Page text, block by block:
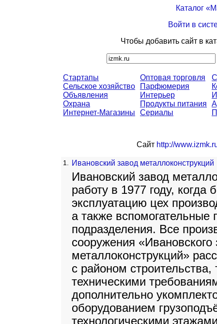
Каталог
Войти в
Чтобы добавить сайт в
Стартапы
Сельское хозяйство
Объявления
Охрана
Интернет-Магазины
Оптовая торговля
Парфюмерия
Интерьер
Продукты питания
Сериалы
Сайт http://
1. Ивановский завод металлоконструкций
Ивановский завод
работу в 1977 году, когда
эксплуатацию цех
а также вспомогательные
подразделения. Все
сооружения «Ивановского
металлоконструкций»
с районом строительства,
техническими
дополнительно
оборудованием
технологическими